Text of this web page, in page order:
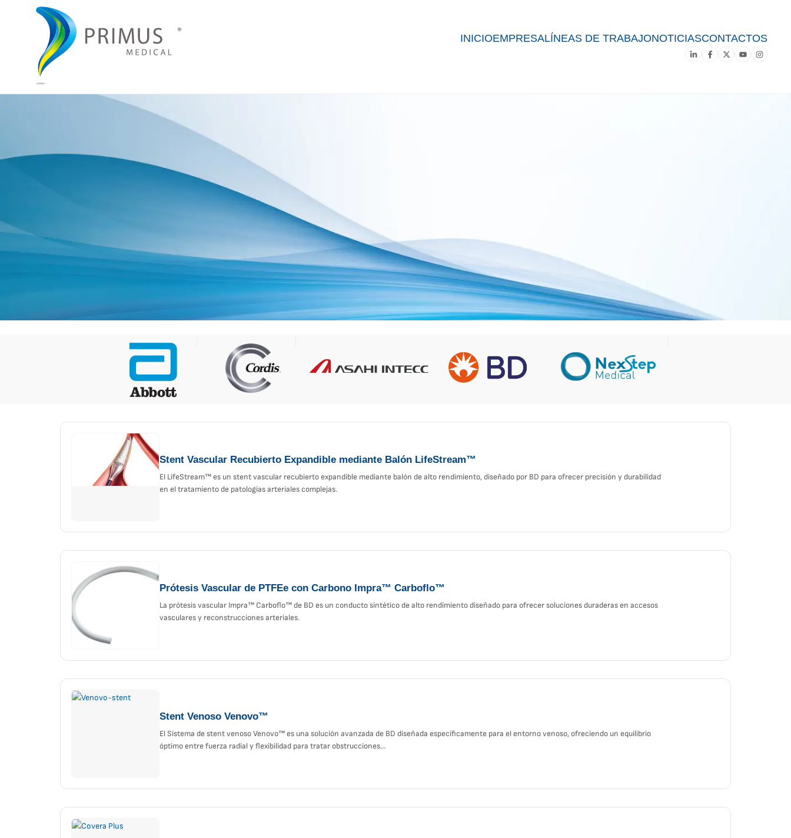
INICIOEMPRESALÍNEAS DE TRABAJONOTICIASCONTACTOS
Stent Vascular Recubierto Expandible mediante Balón LifeStream™
El LifeStream™ es un stent vascular recubierto expandible mediante balón de alto rendimiento, diseñado por BD para ofrecer precisión y durabilidad
en el tratamiento de patologías arteriales complejas.
Prótesis Vascular de PTFEe con Carbono Impra™ Carboflo™
La prótesis vascular Impra™ Carboflo™ de BD es un conducto sintético de alto rendimiento diseñado para ofrecer soluciones duraderas en accesos
vasculares y reconstrucciones arteriales.
Stent Venoso Venovo™
El Sistema de stent venoso Venovo™ es una solución avanzada de BD diseñada específicamente para el entorno venoso, ofreciendo un equilibrio
óptimo entre fuerza radial y flexibilidad para tratar obstrucciones…